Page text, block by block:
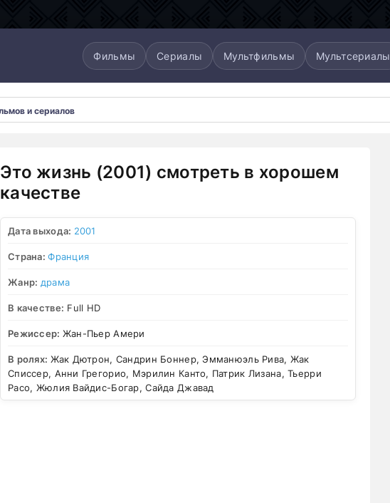
Фильмы Сериалы Мультфильмы Мультсериалы
Это жизнь (2001) смотреть в хорошем
качестве
Дата выхода: 2001
Страна:Франция
Жанр: драма
В качестве: Full HD
Режиссер: Жан-Пьер Амери
В ролях: Жак Дютрон, Сандрин Боннер, Эмманюэль Рива, Жак
Списсер, Анни Грегорио, Мэрилин Канто, Патрик Лизана, Тьерри
Расо, Жюлия Вайдис-Богар, Сайда Джавад